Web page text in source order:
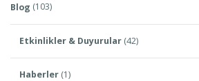
Blog (103)
Etkinlikler & Duyurular (42)
Haberler (1)